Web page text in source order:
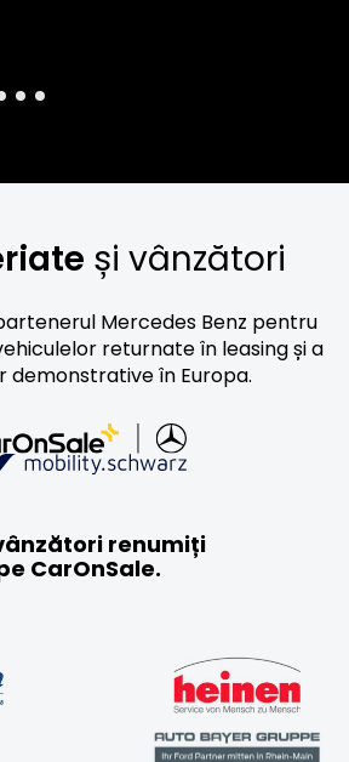
și vânzători
Mercedes Benz pentru
returnate în leasing și a
demonstrative în Europa.
renumiți
CarOnSale.